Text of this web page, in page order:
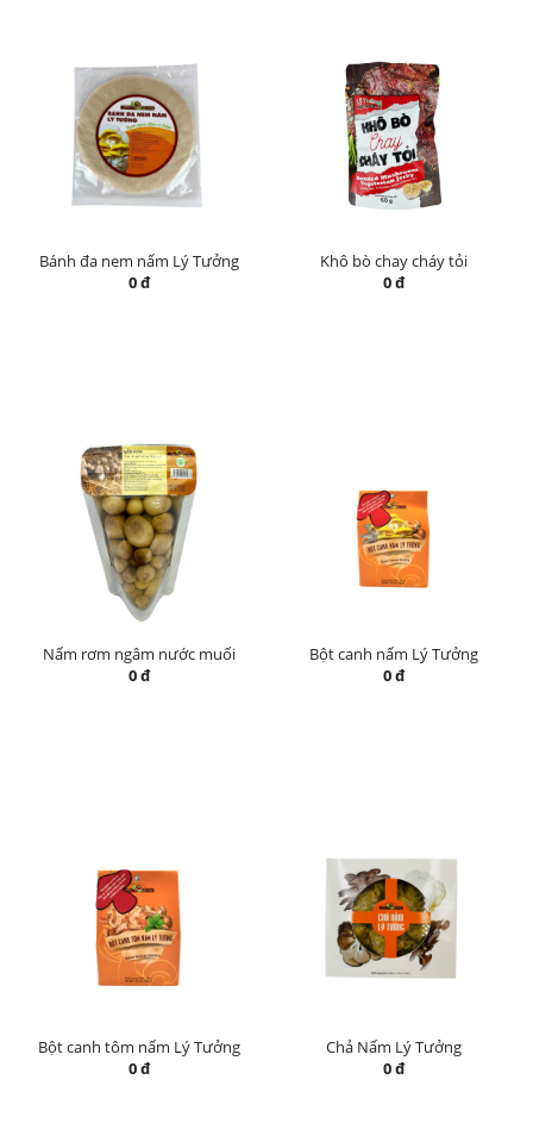
Bánh đa nem nấm Lý Tưởng
0 đ
Khô bò chay cháy tỏi
0 đ
Nấm rơm ngâm nước muối
0 đ
Bột canh nấm Lý Tưởng
0 đ
Bột canh tôm nấm Lý Tưởng
0 đ
Chả Nấm Lý Tưởng
0 đ